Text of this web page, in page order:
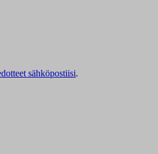
sähköpostiisi.